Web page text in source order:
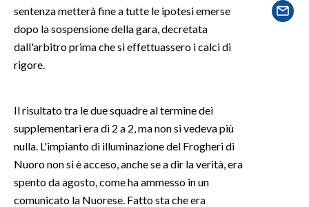
SALUTE
SARDI NEL MONDO
EVENTI
#CARAUNIONE
3 MINUTI CON
sentenza metterà fine a tutte le ipotesi emerse
dopo la sospensione della gara, decretata
dall'arbitro prima che si effettuassero i calci di
rigore.
Il risultato tra le due squadre al termine dei
supplementari era di 2 a 2, ma non si vedeva più
nulla. L'impianto di illuminazione del Frogheri di
Nuoro non si è acceso, anche se a dir la verità, era
spento da agosto, come ha ammesso in un
comunicato la Nuorese. Fatto sta che era